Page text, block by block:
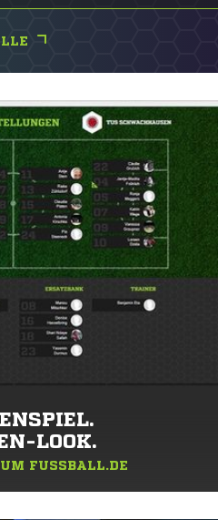
LOOK.
FUSSBALL.DE